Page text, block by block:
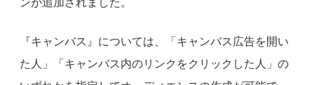
ンが追加されました。
『キャンバス』については、「キャンバス広告を開い
た人」「キャンバス内のリンクをクリックした人」の